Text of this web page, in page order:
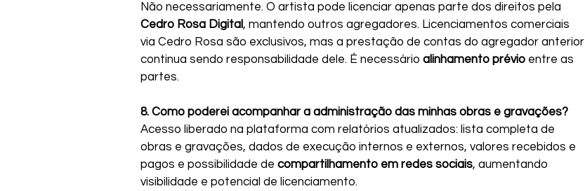
Não necessariamente. O artista pode licenciar apenas parte dos direitos pela
Cedro Rosa Digital, mantendo outros agregadores. Licenciamentos comerciais
via Cedro Rosa são exclusivos, mas a prestação de contas do agregador anterior
continua sendo responsabilidade dele. É necessário alinhamento prévio entre as
partes.
8. Como poderei acompanhar a administração das minhas obras e gravações?
Acesso liberado na plataforma com relatórios atualizados: lista completa de
obras e gravações, dados de execução internos e externos, valores recebidos e
pagos e possibilidade de compartilhamento em redes sociais, aumentando
visibilidade e potencial de licenciamento.